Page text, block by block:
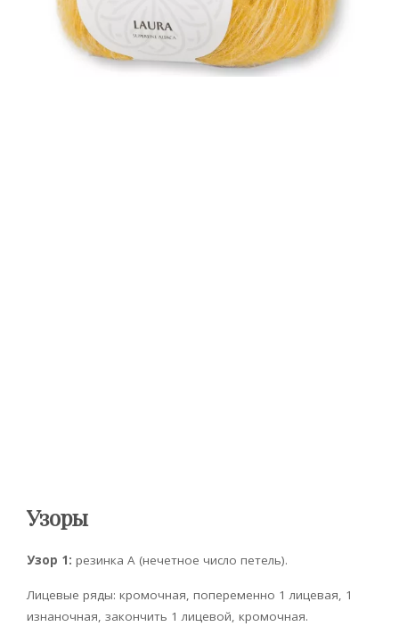
Узоры
Узор 1: резинка А (нечетное число петель).
Лицевые ряды: кромочная, попеременно 1 лицевая, 1
изнаночная, закончить 1 лицевой, кромочная.